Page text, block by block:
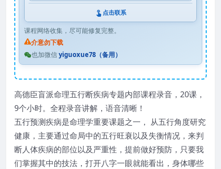
点击联系
课程网络收集，尽可能修复完整。
介意勿下载
也加微信yiguoxue78（备用）
高德臣盲派命理五行断疾病专题内部课程录音，20课，
9个小时。全程录音讲解，语音清晰！
五行预测疾病是命理学重要课题之一， 从五行角度研究
健康，主要通过命局中的五行旺衰以及失衡情况，来判
断人体疾病的部位以及严重性，提前做好预防，只要我
们掌握其中的技法，打开八字一眼就能看出，身体哪些